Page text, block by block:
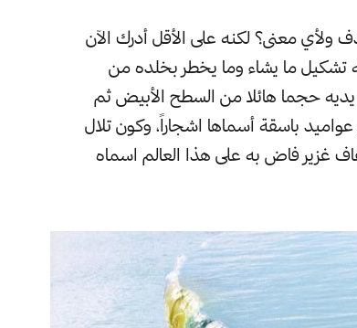
ولأي معنى؟ لكنه على الأقل أدرك الآن
تشكيل ما يشاء وما يخطر بخلده من
يديه حجما هائلا من السطح الأبيض ثم
باسقة أسماها اشجاراً، وكون تلال
غزير فاض به على هذا العالم اسماه